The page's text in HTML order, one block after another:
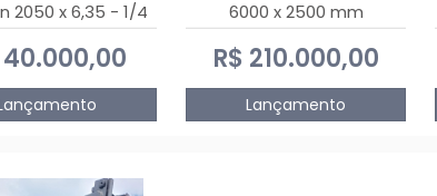
2050 x 6,35 - 1/4
40.000,00
6000 x 2500 mm
Hypertherm MaxPro 200
R$ 210.000,00
Lançamento